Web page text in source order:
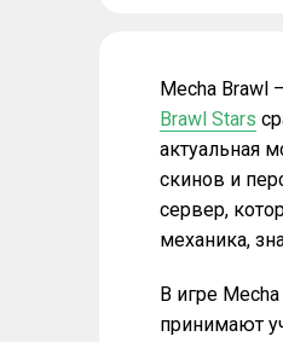
Mecha Brawl
Brawl Stars
актуальная
скинов и
сервер,
механика,
В игре
принимают